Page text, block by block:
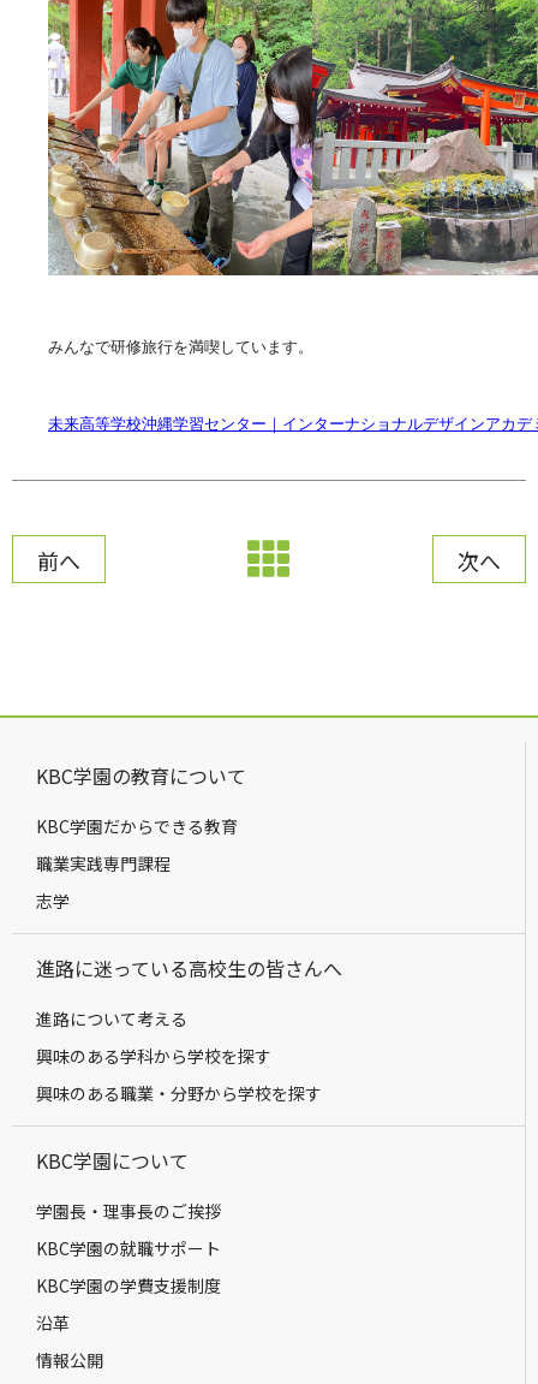
みんなで研修旅行を満喫しています。
未来高等学校沖縄学習センター｜インターナショナルデザインアカデ
前へ 次へ
KBC学園の教育について
KBC学園だからできる教育
職業実践専門課程
志学
進路に迷っている高校生の皆さんへ
進路について考える
興味のある学科から学校を探す
興味のある職業・分野から学校を探す
KBC学園について
学園長・理事長のご挨拶
KBC学園の就職サポート
KBC学園の学費支援制度
沿革
情報公開